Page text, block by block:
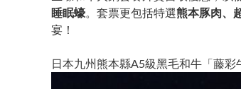
睡眠蠔。套票更包括特選熊本豚肉、
宴！
日本九州熊本縣A5級黑毛和牛「藤